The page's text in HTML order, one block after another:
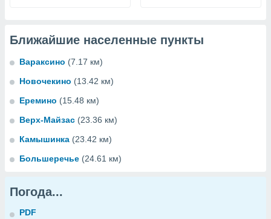
Ближайшие населенные пункты
Вараксино (7.17 км)
Новочекино (13.42 км)
Еремино (15.48 км)
Верх-Майзас (23.36 км)
Камышинка (23.42 км)
Большеречье (24.61 км)
Погода...
PDF